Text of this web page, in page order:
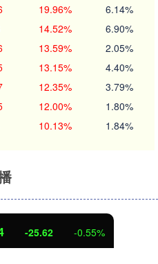
19.96% 6.14%
14.52% 6.90%
13.59% 2.05%
13.15% 4.40%
12.35% 3.79%
12.00% 1.80%
10.13% 1.84%
-25.62 -0.55%